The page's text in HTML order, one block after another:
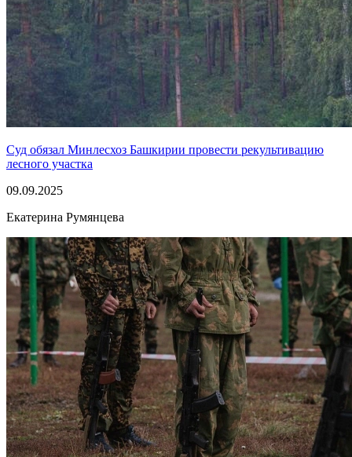
Суд обязал Минлесхоз Башкирии провести рекультивацию
лесного участка
09.09.2025
Екатерина Румянцева